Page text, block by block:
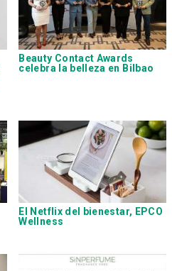
Beauty Contact Awards
celebra la belleza en Bilbao
El Netflix del bienestar, EPCO
Wellness